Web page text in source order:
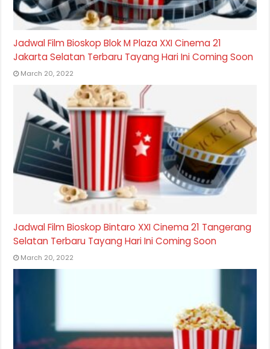
Jadwal Film Bioskop Blok M Plaza XXI Cinema 21
Jakarta Selatan Terbaru Tayang Hari Ini Coming Soon
March 20, 2022
Jadwal Film Bioskop Bintaro XXI Cinema 21 Tangerang
Selatan Terbaru Tayang Hari Ini Coming Soon
March 20, 2022